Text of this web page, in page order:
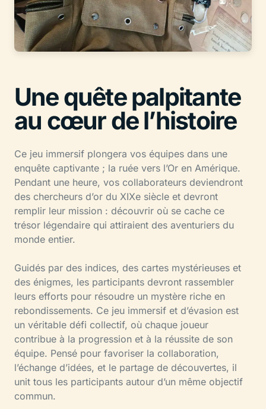
Une quête palpitante
au cœur de l’histoire
Ce jeu immersif plongera vos équipes dans une
enquête captivante ; la ruée vers l’Or en Amérique.
Pendant une heure, vos collaborateurs deviendront
des chercheurs d’or du XIXe siècle et devront
remplir leur mission : découvrir où se cache ce
trésor légendaire qui attiraient des aventuriers du
monde entier.
Guidés par des indices, des cartes mystérieuses et
des énigmes, les participants devront rassembler
leurs efforts pour résoudre un mystère riche en
rebondissements. Ce jeu immersif et d’évasion est
un véritable défi collectif, où chaque joueur
contribue à la progression et à la réussite de son
équipe. Pensé pour favoriser la collaboration,
l’échange d’idées, et le partage de découvertes, il
unit tous les participants autour d’un même objectif
commun.